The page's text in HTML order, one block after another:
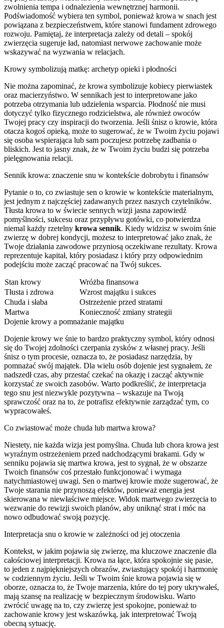
zwolnienia tempa i odnalezienia wewnętrznej harmonii.
Podświadomość wybiera ten symbol, ponieważ krowa w snach jest
powiązana z bezpieczeństwem, które stanowi fundament zdrowego
rozwoju. Pamiętaj, że interpretacja zależy od detali – spokój
zwierzęcia sugeruje ład, natomiast nerwowe zachowanie może
wskazywać na wyzwania w relacjach.
Krowy symbolizują matkę: archetyp opieki i płodności
Nie można zapominać, że krowa symbolizuje kobiecy pierwiastek
oraz macierzyństwo. W sennikach jest to interpretowane jako
potrzeba otrzymania lub udzielenia wsparcia. Płodność nie musi
dotyczyć tylko fizycznego rodzicielstwa, ale również owoców
Twojej pracy czy inspiracji do tworzenia. Jeśli śnisz o krowie, która
otacza kogoś opieką, może to sugerować, że w Twoim życiu pojawi
się osoba wspierająca lub sam poczujesz potrzebę zadbania o
bliskich. Jest to jasny znak, że w Twoim życiu budzi się potrzeba
pielęgnowania relacji.
Sennik krowa: znaczenie snu w kontekście dobrobytu i finansów
Pytanie o to, co zwiastuje sen o krowie w kontekście materialnym,
jest jednym z najczęściej zadawanych przez naszych czytelników.
Tłusta krowa to w świecie sennych wizji jasna zapowiedź
pomyślności, sukcesu oraz przypływu gotówki, co potwierdza
niemal każdy rzetelny krowa sennik. Kiedy widzisz w swoim śnie
zwierzę w dobrej kondycji, możesz to interpretować jako znak, że
Twoje działania zawodowe przyniosą oczekiwane rezultaty. Krowa
reprezentuje kapitał, który posiadasz i który przy odpowiednim
podejściu może zacząć pracować na Twój sukces.
Stan krowy
Wróżba finansowa
Tłusta i zdrowa
Wzrost majątku i sukces
Chuda i słaba
Ostrzeżenie przed stratami
Martwa
Konieczność zmiany strategii
Dojenie krowy a pomnażanie majątku
Dojenie krowy we śnie to bardzo praktyczny symbol, który odnosi
się do Twojej zdolności czerpania zysków z własnej pracy. Jeśli
śnisz o tym procesie, oznacza to, że posiadasz narzędzia, by
pomnażać swój majątek. Dla wielu osób dojenie jest sygnałem, że
nadszedł czas, aby przestać czekać na okazję i zacząć aktywnie
korzystać ze swoich zasobów. Warto podkreślić, że interpretacja
tego snu jest niezwykle pozytywna – wskazuje na Twoją
sprawczość oraz na to, że potrafisz efektywnie zarządzać tym, co
wypracowałeś.
Co zwiastować może chuda lub martwa krowa?
Niestety, nie każda wizja jest pomyślna. Chuda lub chora krowa jest
wyraźnym ostrzeżeniem przed nadchodzącymi brakami. Gdy w
senniku pojawia się martwa krowa, jest to sygnał, że w obszarze
Twoich finansów coś przestało funkcjonować i wymaga
natychmiastowej uwagi. Sen o martwej krowie może sugerować, że
Twoje starania nie przynoszą efektów, ponieważ energia jest
skierowana w niewłaściwe miejsce. Widok martwego zwierzęcia to
wezwanie do rewizji swoich planów, aby uniknąć strat i móc na
nowo odbudować swoją pozycję.
Interpretacja snu o krowie w zależności od jej otoczenia
Kontekst, w jakim pojawia się zwierzę, ma kluczowe znaczenie dla
całościowej interpretacji. Krowa na łące, która spokojnie się pasie,
to jeden z najpiękniejszych obrazów, zwiastujący spokój i harmonię
w codziennym życiu. Jeśli w Twoim śnie krowa pojawia się w
oborze, oznacza to, że Twoje marzenia, które do tej pory ukrywałeś,
mają szansę na realizację w bezpiecznym środowisku. Warto
zwrócić uwagę na to, czy zwierzę jest spokojne, ponieważ to
zachowanie krowy jest wskazówką, jak interpretować Twoją
obecną sytuację.